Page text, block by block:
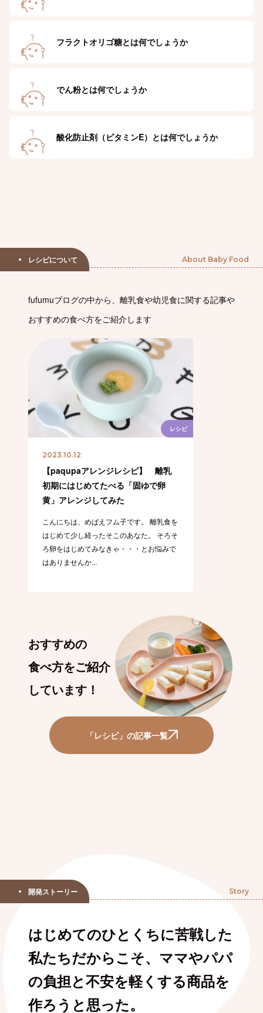
フラクトオリゴ糖とは何でしょうか
でん粉とは何でしょうか
酸化防止剤（ビタミンE）とは何でしょうか
レシピについて About Baby Food
fufumuブログの中から、離乳食や幼児食に関する記事や
おすすめの食べ方をご紹介します
レシピ
2023.10.12
【paqupaアレンジレシピ】 離乳
初期にはじめてたべる「固ゆで卵
黄」アレンジしてみた
こんにちは、めばえフム子です。 離乳食を
はじめて少し経ったそこのあなた。 そろそ
ろ卵をはじめてみなきゃ・・・とお悩みで
はありませんか...
おすすめの
食べ方をご紹介
しています！
「レシピ」の記事一覧
開発ストーリー Story
はじめてのひとくちに苦戦した
私たちだからこそ、ママやパパ
の負担と不安を軽くする商品を
作ろうと思った。